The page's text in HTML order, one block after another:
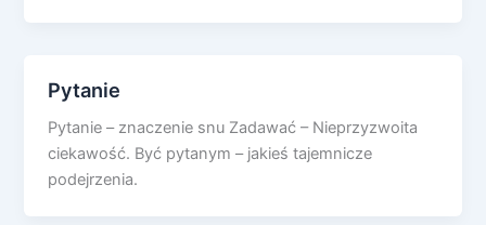
Pytanie
Pytanie – znaczenie snu Zadawać – Nieprzyzwoita
ciekawość. Być pytanym – jakieś tajemnicze
podejrzenia.